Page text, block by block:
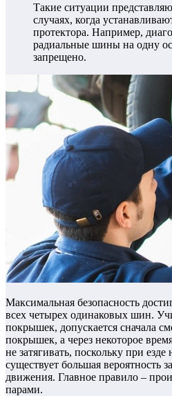
Такие ситуации
случаях, когда
протектора. Например,
радиальные шины на одну
запрещено.
Максимальная безопасность
всех четырех одинаковых шин.
покрышек, допускается сначала
покрышек, а через некоторое
не затягивать, поскольку при
существует большая вероятность
движения. Главное правило –
парами.